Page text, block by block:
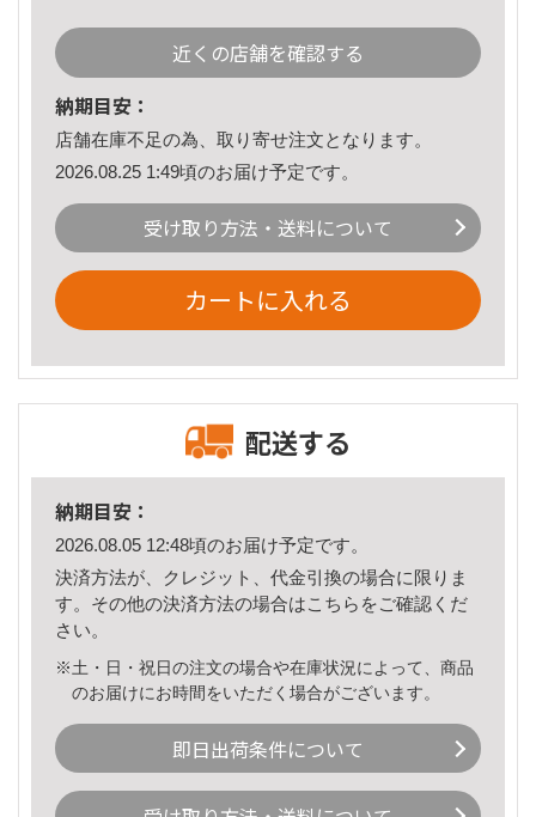
近くの店舗を確認する
納期目安：
店舗在庫不足の為、取り寄せ注文となります。
2026.08.25 1:49頃のお届け予定です。
受け取り方法・送料について
カートに入れる
配送する
納期目安：
2026.08.05 12:48頃のお届け予定です。
決済方法が、クレジット、代金引換の場合に限りま
す。その他の決済方法の場合はこちら をご確認くだ
さい。
※土・日・祝日の注文の場合や在庫状況によって、商品
のお届けにお時間をいただく場合がございます。
即日出荷条件について